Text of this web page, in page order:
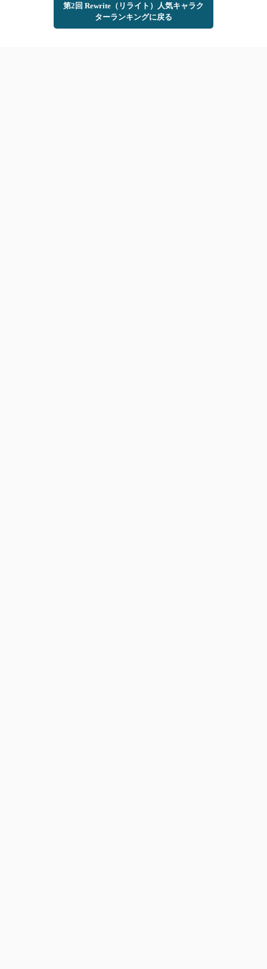
第2回 Rewrite（リライト）人気キャラク
ターランキングに戻る